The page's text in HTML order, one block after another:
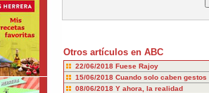
Otros artículos en ABC
22/06/2018 Fuese Rajoy
15/06/2018 Cuando solo caben gestos
08/06/2018 Y ahora, la realidad